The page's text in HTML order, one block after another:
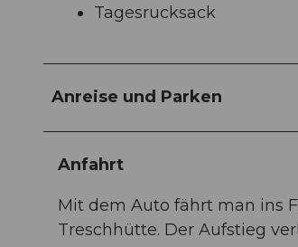
Tagesrucksack
Anreise und Parken
Anfahrt
Mit dem Auto fährt man ins
Treschhütte. Der Aufstieg